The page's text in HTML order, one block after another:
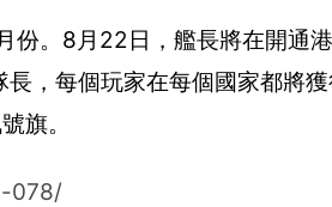
份。8月22日，艦長將在開通
，每個玩家在每個國家都將
旗。
078/